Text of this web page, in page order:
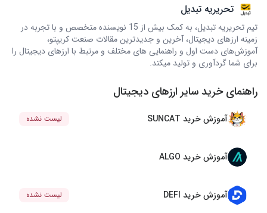
تحریریه تبدیل
تیم تحریریه تبدیل، به کمک بیش از 15 نویسنده متخصص و با تجربه در
زمینه ارزهای دیجیتال، آخرین و جدیدترین مقالات صنعت کریپتو،
آموزش‌های دست اول و راهنمایی های مختلف و مرتبط با ارزهای دیجیتال را
برای شما گردآوری و تولید میکند.
راهنمای خرید سایر ارزهای دیجیتال
آموزش خرید SUNCAT لیست نشده
آموزش خرید ALGO
آموزش خرید DEFI لیست نشده